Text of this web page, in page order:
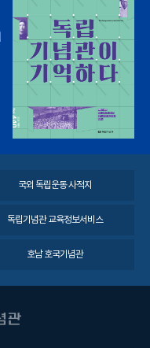
국외 독립운동 사적지
독립기념관 교육정보서비스
호남 호국기념관